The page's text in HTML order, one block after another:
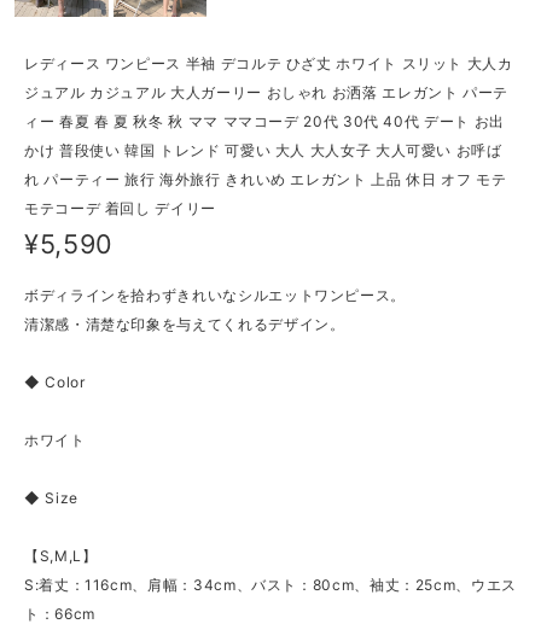
レディース ワンピース 半袖 デコルテ ひざ丈 ホワイト スリット 大人カ
ジュアル カジュアル 大人ガーリー おしゃれ お洒落 エレガント パーテ
ィー 春夏 春 夏 秋冬 秋 ママ ママコーデ 20代 30代 40代 デート お出
かけ 普段使い 韓国 トレンド 可愛い 大人 大人女子 大人可愛い お呼ば
れ パーティー 旅行 海外旅行 きれいめ エレガント 上品 休日 オフ モテ
モテコーデ 着回し デイリー
¥5,590
ボディラインを拾わずきれいなシルエットワンピース。
清潔感・清楚な印象を与えてくれるデザイン。
◆ Color
ホワイト
◆ Size
【S,M,L】
S:着丈：116cm、肩幅：34cm、バスト：80cm、袖丈：25cm、ウエス
ト：66cm